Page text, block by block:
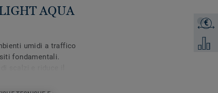
€
Ottieni
AQUA
umidi a traffico
fondamentali.
Safety Clean